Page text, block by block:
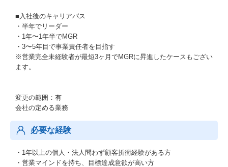
■入社後のキャリアパス
・半年でリーダー
・1年〜1年半でMGR
・3〜5年目で事業責任者を目指す
※営業完全未経験者が最短3ヶ月でMGRに昇進したケースもござい
ます。
変更の範囲：有
会社の定める業務
必要な経験
・1年以上の個人・法人問わず顧客折衝経験がある方
・営業マインドを持ち、目標達成意欲が高い方